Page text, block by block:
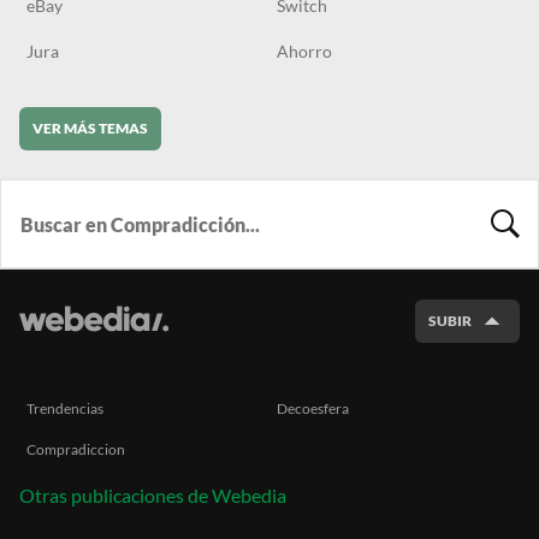
eBay Switch
Jura Ahorro
VER MÁS TEMAS
SUBIR
Trendencias Decoesfera
Compradiccion
Otras publicaciones de Webedia